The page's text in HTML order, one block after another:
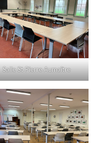
Salle St Pierre Aumaître